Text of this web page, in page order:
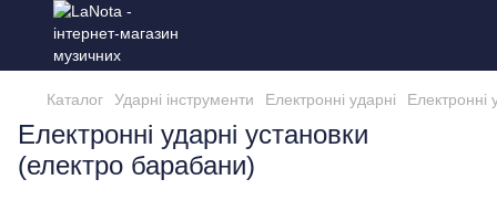
Каталог Ударні інструменти Електронні ударні Електронні
Електронні ударні установки
(електро барабани)